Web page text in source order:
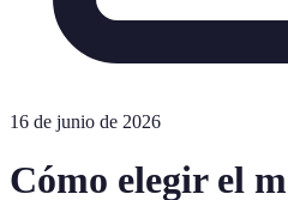
16 de junio de 2026
Cómo elegir el